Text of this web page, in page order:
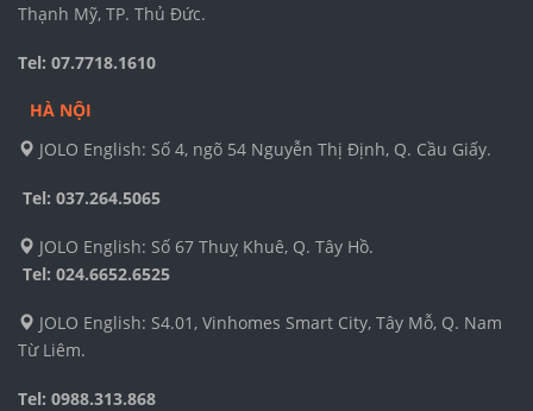
Thạnh Mỹ, TP. Thủ Đức.
Tel: 07.7718.1610
HÀ NỘI
JOLO English: Số 4, ngõ 54 Nguyễn Thị Định, Q. Cầu Giấy.
Tel: 037.264.5065
JOLO English: Số 67 Thuỵ Khuê, Q. Tây Hồ.
Tel: 024.6652.6525
JOLO English: S4.01, Vinhomes Smart City, Tây Mỗ, Q. Nam
Từ Liêm.
Tel: 0988.313.868